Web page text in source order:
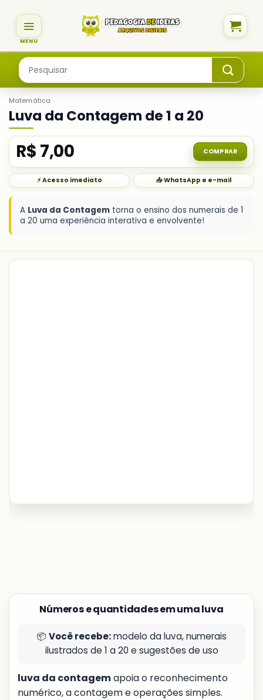
content
Pesquisar
por:
Matemática
Luva da Contagem de 1 a 20
R$ 7,00 COMPRAR
⚡ Acesso imediato 📥 WhatsApp e e-mail
A Luva da Contagem torna o ensino dos numerais de 1
a 20 uma experiência interativa e envolvente!
Números e quantidades em uma luva
📦 Você recebe:modelo da luva, numerais
ilustrados de 1 a 20 e sugestões de uso
luva da contagemapoia o reconhecimento
numérico, a contagem e operações simples.